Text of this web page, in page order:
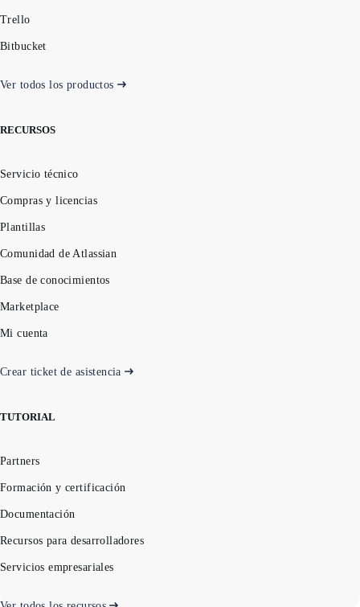
Trello
Bitbucket
Ver todos los productos
RECURSOS
Servicio técnico
Compras y licencias
Plantillas
Comunidad de Atlassian
Base de conocimientos
Marketplace
Mi cuenta
Crear ticket de asistencia
TUTORIAL
Partners
Formación y certificación
Documentación
Recursos para desarrolladores
Servicios empresariales